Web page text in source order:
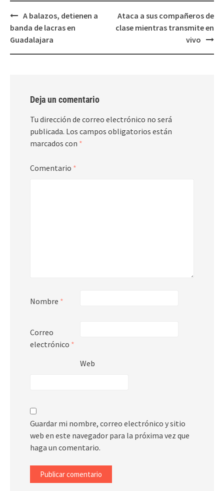
Post
navigation
A balazos, detienen a
banda de lacras en
Guadalajara
Ataca a sus compañeros de
clase mientras transmite en
vivo
Deja un comentario
Tu dirección de correo electrónico no será
publicada. Los campos obligatorios están
marcados con *
Comentario *
Nombre *
Correo
electrónico *
Web
Guardar mi nombre, correo electrónico y sitio
web en este navegador para la próxima vez que
haga un comentario.